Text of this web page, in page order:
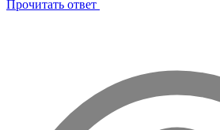
Прочитать ответ